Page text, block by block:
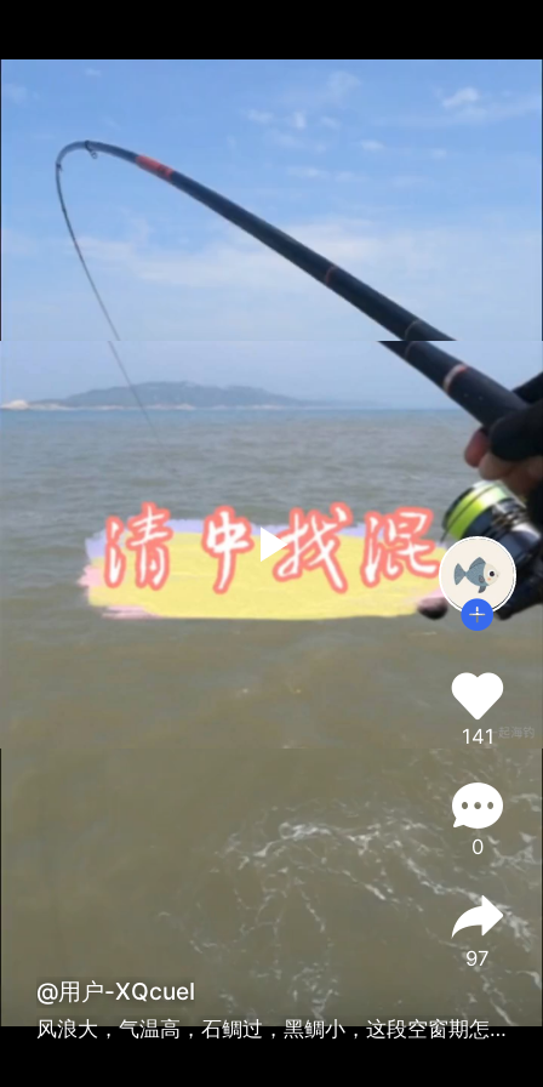
141
0
97
@用户-XQcueI
风浪大，气温高，石鲷过，黑鲷小，这段空窗期怎么过？